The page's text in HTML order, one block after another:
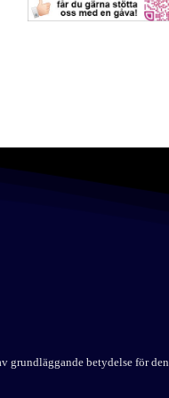
grundläggande betydelse för den